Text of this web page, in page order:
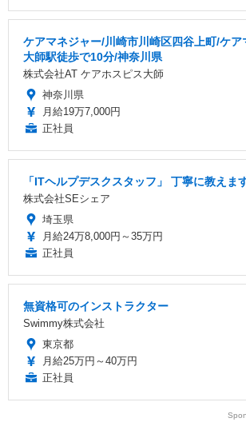
ケアマネジャー/川崎市川崎区四谷上町/ケ
大師駅徒歩で10分/神奈川県
株式会社AT ケアホスピス大師
神奈川県
月給19万7,000円
正社員
「ITヘルプデスクスタッフ」 丁寧に教えま
株式会社SEシェア
埼玉県
月給24万8,000円～35万円
正社員
無資格可のインストラクター
Swimmy株式会社
東京都
月給25万円～40万円
正社員